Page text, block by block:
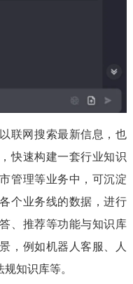
联网搜索最新信息，也
快速构建一套行业知识
管理等业务中，可沉淀
个业务线的数据，进行
、推荐等功能与知识库
，例如机器人客服、人
知识库等。